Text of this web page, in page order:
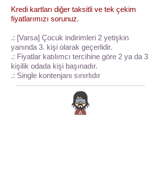
Kredi kartları diğer taksitli ve tek çekim
fiyatlarımızı sorunuz.
.: [Varsa] Çocuk indirimleri 2 yetişkin
yanında 3. kişi olarak geçerlidir.
.: Fiyatlar katılımcı tercihine göre 2 ya da 3
kişilik odada kişi başınadır.
.: Single kontenjanı sınırlıdır